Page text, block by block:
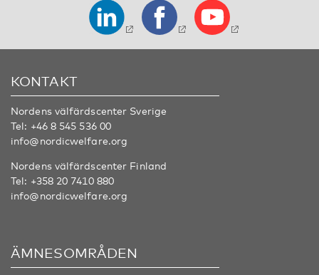
KONTAKT
Nordens välfärdscenter Sverige
Tel: +46 8 545 536 00
info@nordicwelfare.org
Nordens välfärdscenter Finland
Tel: +358 20 7410 880
info@nordicwelfare.org
ÄMNESOMRÅDEN